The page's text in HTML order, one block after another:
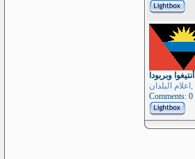
أنتيغوا وبربودا
البلدان
Comments: 0